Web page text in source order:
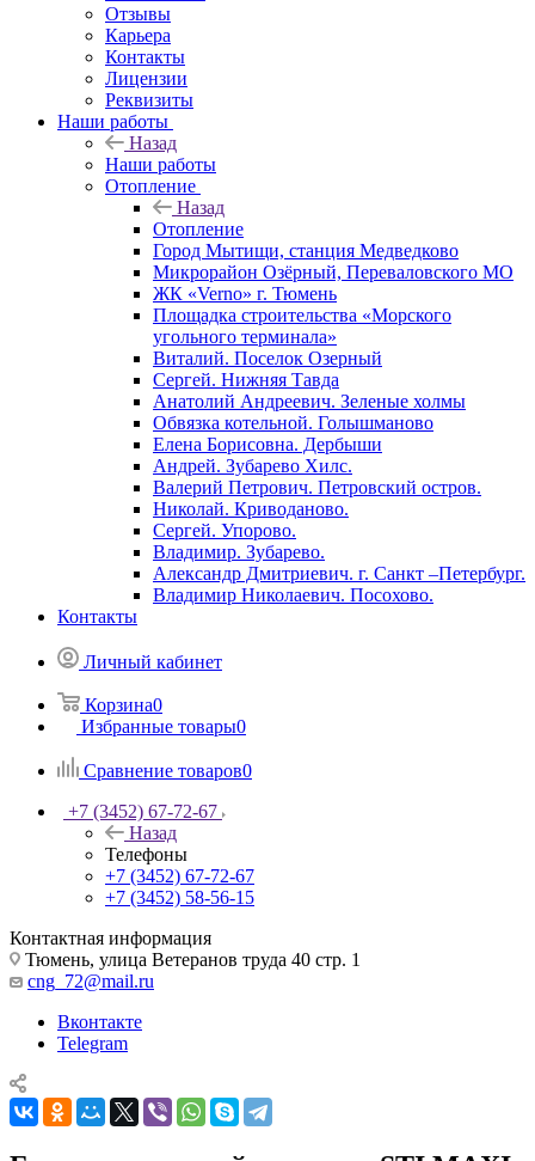
Отзывы
Карьера
Контакты
Лицензии
Реквизиты
Наши работы
Назад
Наши работы
Отопление
Назад
Отопление
Город Мытищи, станция Медведково
Микрорайон Озёрный, Переваловского МО
ЖК «Verno» г. Тюмень
Площадка строительства «Морского
угольного терминала»
Виталий. Поселок Озерный
Сергей. Нижняя Тавда
Анатолий Андреевич. Зеленые холмы
Обвязка котельной. Голышманово
Елена Борисовна. Дербыши
Андрей. Зубарево Хилс.
Валерий Петрович. Петровский остров.
Николай. Криводаново.
Сергей. Упорово.
Владимир. Зубарево.
Александр Дмитриевич. г. Санкт –Петербург.
Владимир Николаевич. Посохово.
Контакты
Личный кабинет
Корзина0
Избранные товары0
Сравнение товаров0
+7 (3452) 67-72-67
Назад
Телефоны
+7 (3452) 67-72-67
+7 (3452) 58-56-15
Контактная информация
Тюмень, улица Ветеранов труда 40 стр. 1
cng_72@mail.ru
Вконтакте
Telegram